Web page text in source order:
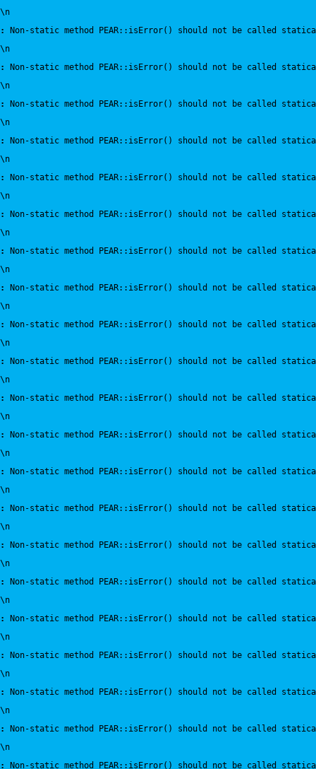
\n
:
Non-static method PEAR::isError() should not be called
\n
:
Non-static method PEAR::isError() should not be called
\n
:
Non-static method PEAR::isError() should not be called
\n
:
Non-static method PEAR::isError() should not be called
\n
:
Non-static method PEAR::isError() should not be called
\n
:
Non-static method PEAR::isError() should not be called
\n
:
Non-static method PEAR::isError() should not be called
\n
:
Non-static method PEAR::isError() should not be called
\n
:
Non-static method PEAR::isError() should not be called
\n
:
Non-static method PEAR::isError() should not be called
\n
:
Non-static method PEAR::isError() should not be called
\n
:
Non-static method PEAR::isError() should not be called
\n
:
Non-static method PEAR::isError() should not be called
\n
:
Non-static method PEAR::isError() should not be called
\n
:
Non-static method PEAR::isError() should not be called
\n
:
Non-static method PEAR::isError() should not be called
\n
:
Non-static method PEAR::isError() should not be called
\n
:
Non-static method PEAR::isError() should not be called
\n
:
Non-static method PEAR::isError() should not be called
\n
:
Non-static method PEAR::isError() should not be called
\n
:
Non-static method PEAR::isError() should not be called